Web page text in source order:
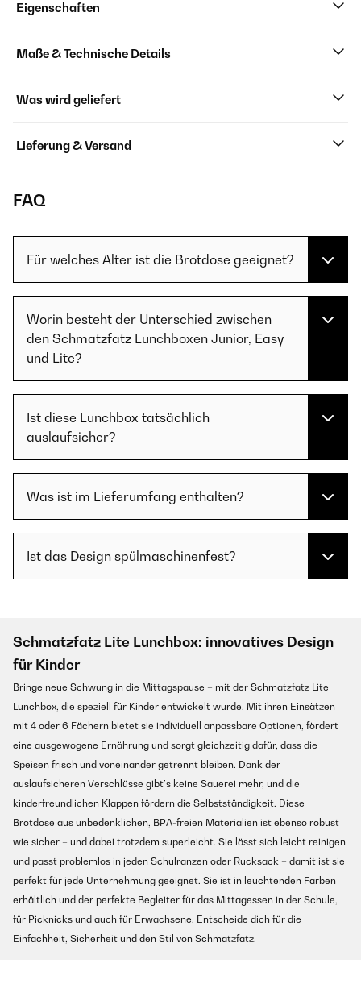
Eigenschaften
Maße & Technische Details
Was wird geliefert
Lieferung & Versand
FAQ
Für welches Alter ist die Brotdose geeignet?
Worin besteht der Unterschied zwischen
den Schmatzfatz Lunchboxen Junior, Easy
und Lite?
Ist diese Lunchbox tatsächlich
auslaufsicher?
Was ist im Lieferumfang enthalten?
Ist das Design spülmaschinenfest?
Schmatzfatz Lite Lunchbox: innovatives Design
für Kinder
Bringe neue Schwung in die Mittagspause – mit der Schmatzfatz Lite
Lunchbox, die speziell für Kinder entwickelt wurde. Mit ihren Einsätzen
mit 4 oder 6 Fächern bietet sie individuell anpassbare Optionen, fördert
eine ausgewogene Ernährung und sorgt gleichzeitig dafür, dass die
Speisen frisch und voneinander getrennt bleiben. Dank der
auslaufsicheren Verschlüsse gibt’s keine Sauerei mehr, und die
kinderfreundlichen Klappen fördern die Selbstständigkeit. Diese
Brotdose aus unbedenklichen, BPA-freien Materialien ist ebenso robust
wie sicher – und dabei trotzdem superleicht. Sie lässt sich leicht reinigen
und passt problemlos in jeden Schulranzen oder Rucksack – damit ist sie
perfekt für jede Unternehmung geeignet. Sie ist in leuchtenden Farben
erhältlich und der perfekte Begleiter für das Mittagessen in der Schule,
für Picknicks und auch für Erwachsene. Entscheide dich für die
Einfachheit, Sicherheit und den Stil von Schmatzfatz.